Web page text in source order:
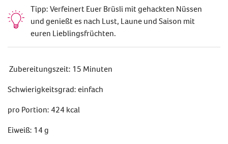
Tipp: Verfeinert Euer Brüsli mit gehackten Nüssen
und genießt es nach Lust, Laune und Saison mit
euren Lieblingsfrüchten.
Zubereitungszeit: 15 Minuten
Schwierigkeitsgrad: einfach
pro Portion: 424 kcal
Eiweiß: 14 g